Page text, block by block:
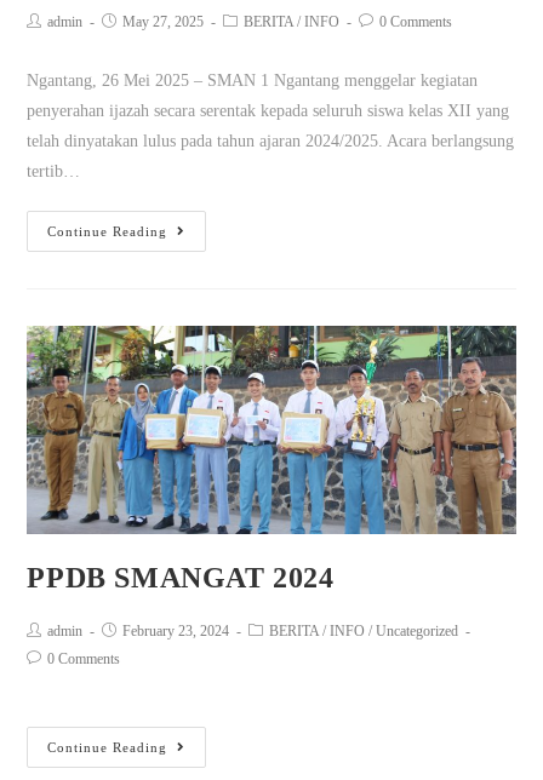
admin May 27, 2025 BERITA / INFO 0 Comments
Ngantang, 26 Mei 2025 – SMAN 1 Ngantang menggelar kegiatan
penyerahan ijazah secara serentak kepada seluruh siswa kelas XII yang
telah dinyatakan lulus pada tahun ajaran 2024/2025. Acara berlangsung
tertib…
Continue Reading
PPDB SMANGAT 2024
admin February 23, 2024 BERITA / INFO / Uncategorized
0 Comments
Continue Reading